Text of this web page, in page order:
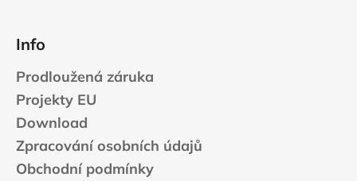
Info
Prodloužená záruka
Projekty EU
Download
Zpracování osobních údajů
Obchodní podmínky